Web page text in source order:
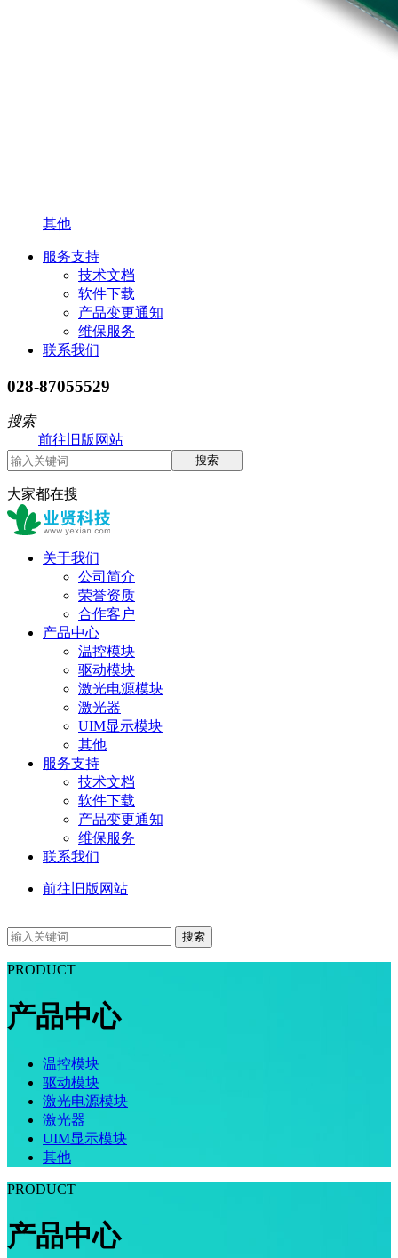
其他
服务支持
技术文档
软件下载
产品变更通知
维保服务
联系我们
028-87055529
搜索
前往旧版网站
搜索
大家都在搜
关于我们
公司简介
荣誉资质
合作客户
产品中心
温控模块
驱动模块
激光电源模块
激光器
UIM显示模块
其他
服务支持
技术文档
软件下载
产品变更通知
维保服务
联系我们
前往旧版网站
搜索
PRODUCT
产品中心
温控模块
驱动模块
激光电源模块
激光器
UIM显示模块
其他
PRODUCT
产品中心